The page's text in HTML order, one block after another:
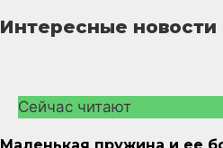
Интересные новости
Сейчас читают